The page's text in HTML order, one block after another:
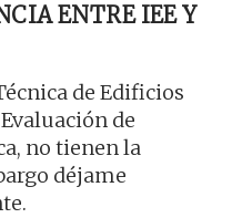
ENTRE IEE Y
de Edificios
de
no tienen la
déjame